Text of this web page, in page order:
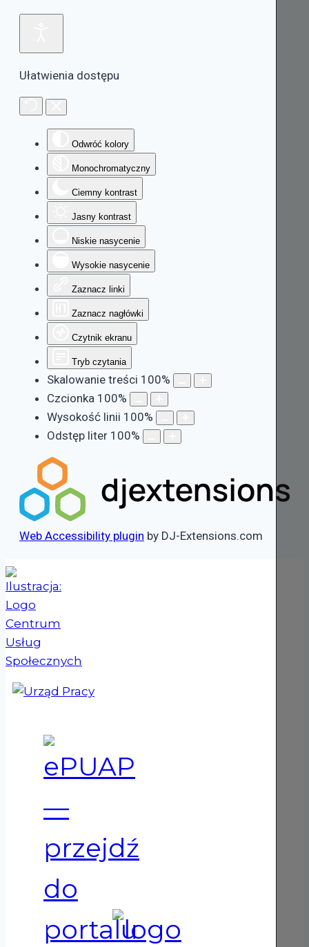
Ułatwienia dostępu
Odwróć kolory
Monochromatyczny
Ciemny kontrast
Jasny kontrast
Niskie nasycenie
Wysokie nasycenie
Zaznacz linki
Zaznacz nagłówki
Czytnik ekranu
Tryb czytania
Skalowanie treści 100%
Czcionka 100%
Wysokość linii 100%
Odstęp liter 100%
Web Accessibility plugin by DJ-Extensions.com
Przejdź
do
treści
(otwiera się w